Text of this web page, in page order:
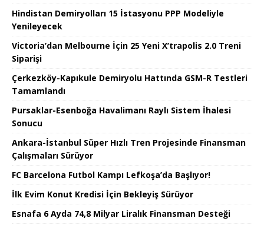
Hindistan Demiryolları 15 İstasyonu PPP Modeliyle
Yenileyecek
Victoria’dan Melbourne İçin 25 Yeni X’trapolis 2.0 Treni
Siparişi
Çerkezköy-Kapıkule Demiryolu Hattında GSM-R Testleri
Tamamlandı
Pursaklar-Esenboğa Havalimanı Raylı Sistem İhalesi
Sonucu
Ankara-İstanbul Süper Hızlı Tren Projesinde Finansman
Çalışmaları Sürüyor
FC Barcelona Futbol Kampı Lefkoşa’da Başlıyor!
İlk Evim Konut Kredisi İçin Bekleyiş Sürüyor
Esnafa 6 Ayda 74,8 Milyar Liralık Finansman Desteği